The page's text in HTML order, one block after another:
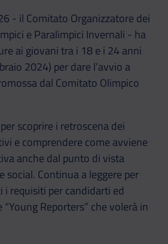
- il Comitato Organizzatore dei
e Paralimpici Invernali - ha
ai giovani tra i 18 e i 24 anni
2024) per dare l’avvio a
dal Comitato Olimpico
scoprire i retroscena dei
e comprendere come avviene
anche dal punto di vista
social. Continua a leggere per
i requisiti per candidarti ed
Reporters” che volerà in